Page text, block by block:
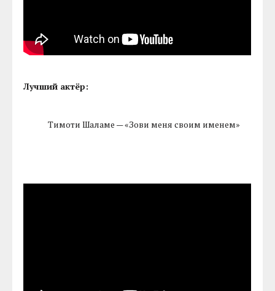
Лучший актёр:
Тимоти Шаламе — «Зови меня своим именем»